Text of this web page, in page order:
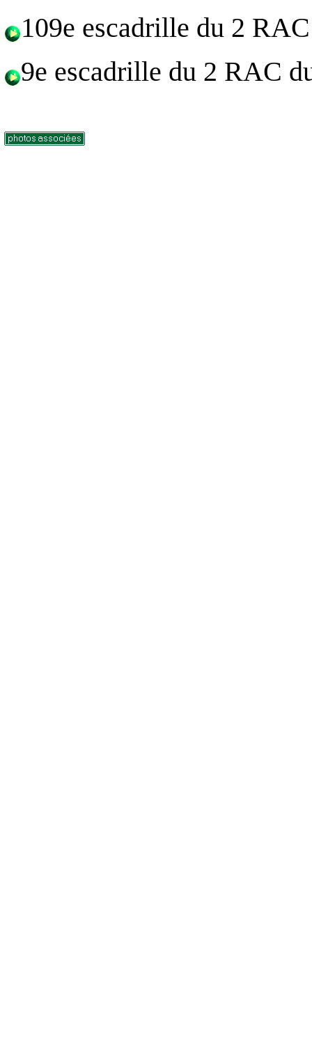
109e escadrille du 2
9e escadrille du 2 RAC